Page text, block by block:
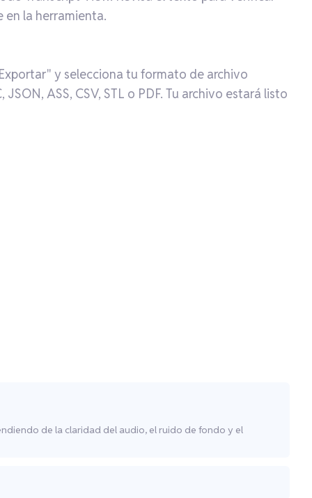
en la herramienta.
y selecciona tu formato de archivo
ASS, CSV, STL o PDF. Tu archivo estará listo
de la claridad del audio, el ruido de fondo y el